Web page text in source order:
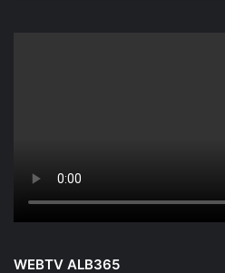
WEBTV ALB365